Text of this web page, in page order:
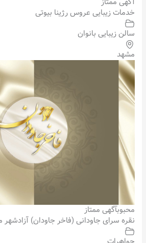
خدمات زیبایی عروس رژینا بیوتی
سالن زیبایی بانوان
مشهد
محبوبآگهی ممتاز
نقره سرای جاودانی (فاخر جاودان)